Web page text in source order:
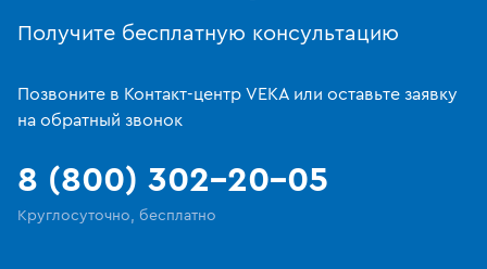
Получите бесплатную консультацию
Позвоните в Контакт-центр VEKA или оставьте заявку
на обратный звонок
8 (800) 302-20-05
Круглосуточно, бесплатно